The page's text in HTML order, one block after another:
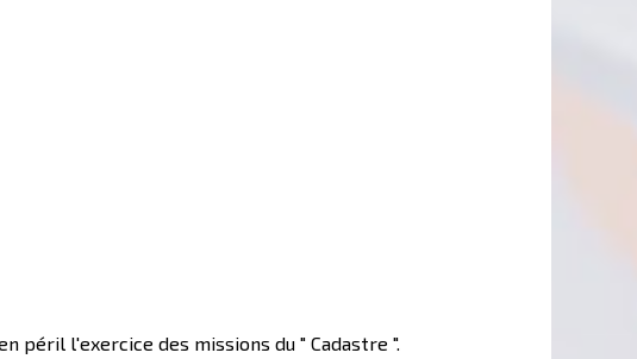
péril l'exercice des missions du " Cadastre ".